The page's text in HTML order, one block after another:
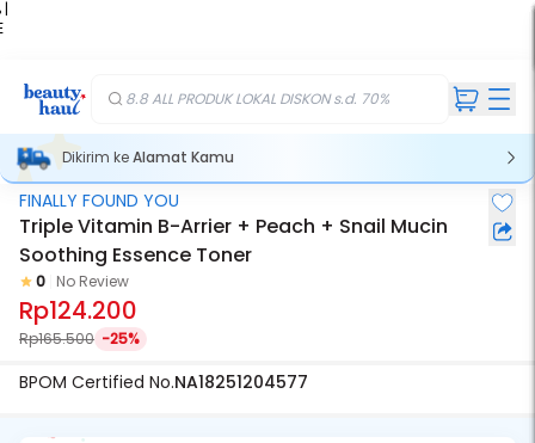
|
8.8 ALL PRODUK LOKAL DISKON s.d. 70%
Dikirim keAlamat Kamu
FINALLY FOUND YOU
Triple Vitamin B-Arrier + Peach + Snail Mucin
Soothing Essence Toner
0 No Review
Rp124.200
Rp165.500 -25%
BPOM Certified No.NA18251204577